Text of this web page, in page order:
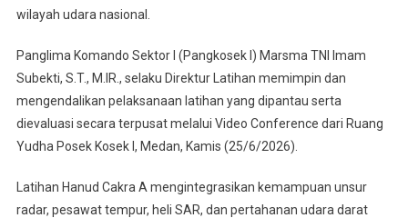
Cakra
A
2026
wilayah udara nasional.
Panglima Komando Sektor I (Pangkosek I) Marsma TNI Imam
Subekti, S.T., M.IR., selaku Direktur Latihan memimpin dan
mengendalikan pelaksanaan latihan yang dipantau serta
dievaluasi secara terpusat melalui Video Conference dari Ruang
Yudha Posek Kosek I, Medan, Kamis (25/6/2026).
Latihan Hanud Cakra A mengintegrasikan kemampuan unsur
radar, pesawat tempur, heli SAR, dan pertahanan udara darat